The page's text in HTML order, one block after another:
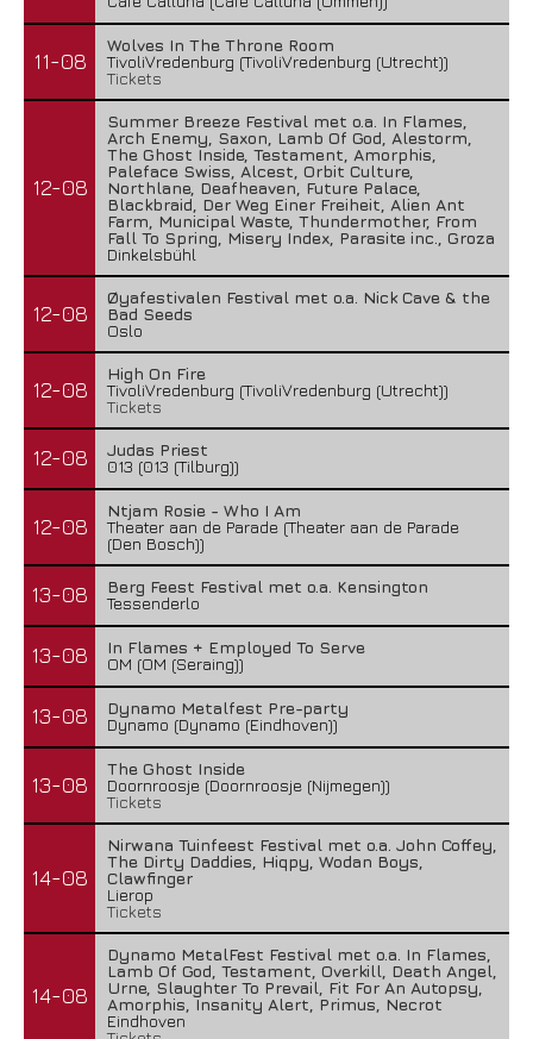
11-08
Wolves In The Throne Room
TivoliVredenburg (TivoliVredenburg (Utrecht))
Tickets
12-08
Summer Breeze Festival met o.a. In Flames,
Arch Enemy, Saxon, Lamb Of God, Alestorm,
The Ghost Inside, Testament, Amorphis,
Paleface Swiss, Alcest, Orbit Culture,
Northlane, Deafheaven, Future Palace,
Blackbraid, Der Weg Einer Freiheit, Alien Ant
Farm, Municipal Waste, Thundermother, From
Fall To Spring, Misery Index, Parasite inc., Groza
Dinkelsbühl
12-08
Øyafestivalen Festival met o.a. Nick Cave & the
Bad Seeds
Oslo
12-08
High On Fire
TivoliVredenburg (TivoliVredenburg (Utrecht))
Tickets
12-08
Judas Priest
013 (013 (Tilburg))
12-08
Ntjam Rosie - Who I Am
Theater aan de Parade (Theater aan de Parade
(Den Bosch))
13-08
Berg Feest Festival met o.a. Kensington
Tessenderlo
13-08
In Flames + Employed To Serve
OM (OM (Seraing))
13-08
Dynamo Metalfest Pre-party
Dynamo (Dynamo (Eindhoven))
13-08
The Ghost Inside
Doornroosje (Doornroosje (Nijmegen))
Tickets
14-08
Nirwana Tuinfeest Festival met o.a. John Coffey,
The Dirty Daddies, Hiqpy, Wodan Boys,
Clawfinger
Lierop
Tickets
14-08
Dynamo MetalFest Festival met o.a. In Flames,
Lamb Of God, Testament, Overkill, Death Angel,
Urne, Slaughter To Prevail, Fit For An Autopsy,
Amorphis, Insanity Alert, Primus, Necrot
Eindhoven